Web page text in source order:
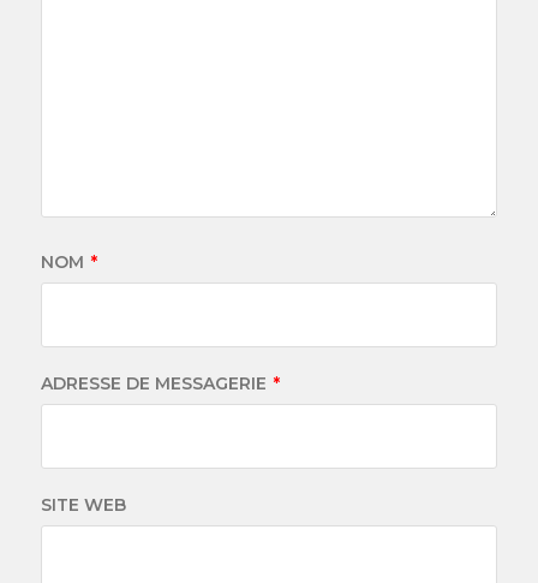
NOM *
ADRESSE DE MESSAGERIE *
SITE WEB